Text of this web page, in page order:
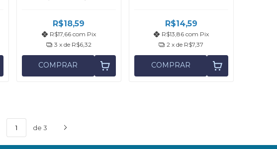
R$18,59
R$17,66 com Pix
3 x de R$6,32
COMPRAR
R$14,59
R$13,86 com Pix
2 x de R$7,37
COMPRAR
de 3